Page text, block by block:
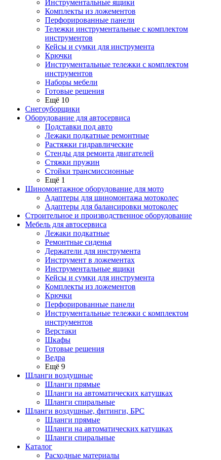
Инструментальные ящики
Комплекты из ложементов
Перфорированные панели
Тележки инструментальные с комплектом
инструментов
Кейсы и сумки для инструмента
Крючки
Инструментальные тележки с комплектом
инструментов
Наборы мебели
Готовые решения
Ещё 10
Снегоуборщики
Оборудование для автосервиса
Подставки под авто
Лежаки подкатные ремонтные
Растяжки гидравлические
Стенды для ремонта двигателей
Стяжки пружин
Стойки трансмиссионные
Ещё 1
Шиномонтажное оборудование для мото
Адаптеры для шиномонтажа мотоколес
Адаптеры для балансировки мотоколес
Строительное и производственное оборудование
Мебель для автосервиса
Лежаки подкатные
Ремонтные сиденья
Держатели для инструмента
Инструмент в ложементах
Инструментальные ящики
Кейсы и сумки для инструмента
Комплекты из ложементов
Крючки
Перфорированные панели
Инструментальные тележки с комплектом
инструментов
Верстаки
Шкафы
Готовые решения
Ведра
Ещё 9
Шланги воздушные
Шланги прямые
Шланги на автоматических катушках
Шланги спиральные
Шланги воздушные, фитинги, БРС
Шланги прямые
Шланги на автоматических катушках
Шланги спиральные
Каталог
Расходные материалы